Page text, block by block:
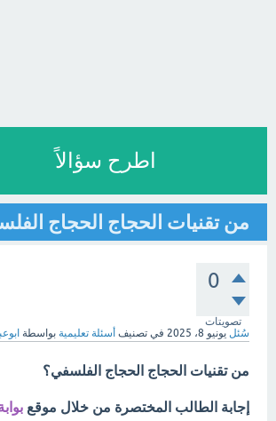
اطرح سؤالاً
من تقنيات الحجاج الحجاج
0
تصويتات
سُئل يونيو 8، 2025 في تصنيف أسئلة تعليمية بواسطة
من تقنيات الحجاج الحجاج الفلسفي؟
إجابة الطالب المختصرة من خلال موقع